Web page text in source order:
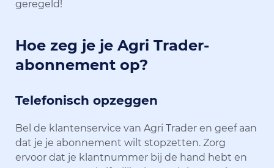
geregeld!
Hoe zeg je je Agri Trader-
abonnement op?
Telefonisch opzeggen
Bel de klantenservice van Agri Trader en geef aan
dat je je abonnement wilt stopzetten. Zorg
ervoor dat je klantnummer bij de hand hebt en